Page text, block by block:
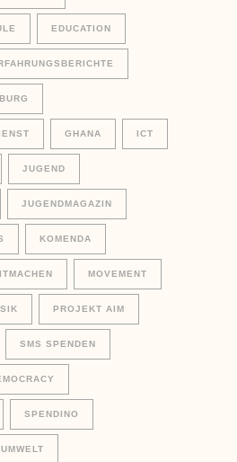
EDUCATION
GHANA ICT
JUGEND
JUGENDMAGAZIN
KOMENDA
MOVEMENT
PROJEKT AIM
SMS SPENDEN
SPENDINO
UMWELT